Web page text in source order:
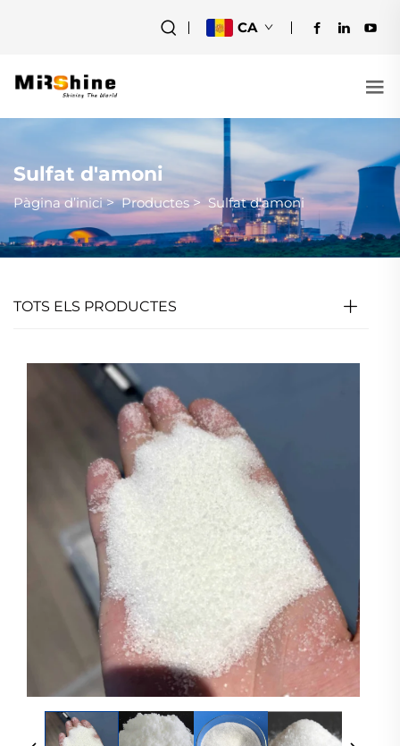
CA
Sulfat d'amoni
Pàgina d’inici>Productes>Sulfat d'amoni
TOTS ELS PRODUCTES